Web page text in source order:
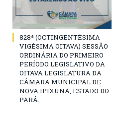
828ª (OCTINGENTÉSIMA
VIGÉSIMA OITAVA) SESSÃO
ORDINÁRIA DO PRIMEIRO
PERÍODO LEGISLATIVO DA
OITAVA LEGISLATURA DA
CÂMARA MUNICIPAL DE
NOVA IPIXUNA, ESTADO DO
PARÁ.